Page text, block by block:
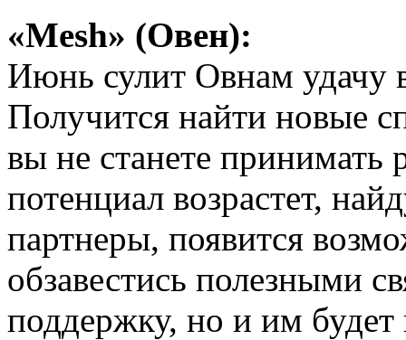
«Mesh» (Овен):
Июнь сулит Овнам удачу
Получится найти новые
вы не станете
потенциал возрастет,
партнеры, появится
обзавестись полезными
поддержку, но и им